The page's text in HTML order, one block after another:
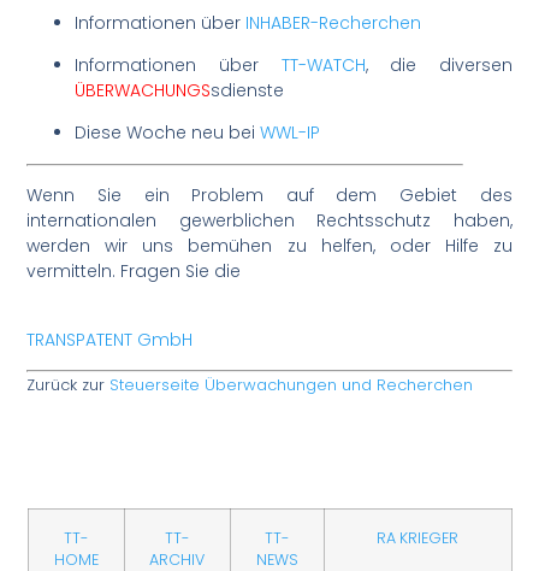
Informationen über INHABER-Recherchen
Informationen über TT-WATCH, die diversen
ÜBERWACHUNGSsdienste
Diese Woche neu beiWWL-IP
Wenn Sie ein Problem auf dem Gebiet des
internationalen gewerblichen Rechtsschutz haben,
werden wir uns bemühen zu helfen, oder Hilfe zu
vermitteln. Fragen Sie die
TRANSPATENT GmbH
Zurück zur Steuerseite Überwachungen und Recherchen
TT-
HOME
TT-
ARCHIV
TT-
NEWS
RA KRIEGER